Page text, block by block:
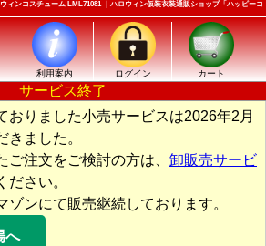
ィンコスチューム LML71081 ｜ハロウィン仮装衣装通販ショップ「ハッピーコ
利用案内 ログイン カート
サービス終了
おりました小売サービスは2026年2月
きました。
注文をご検討の方は、 卸販売サービ
ださい。
ゾンにて販売継続しております。
へ